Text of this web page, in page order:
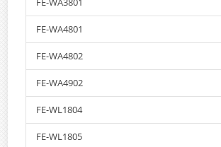
FE-WA4801
FE-WA4802
FE-WA4902
FE-WL1804
FE-WL1805